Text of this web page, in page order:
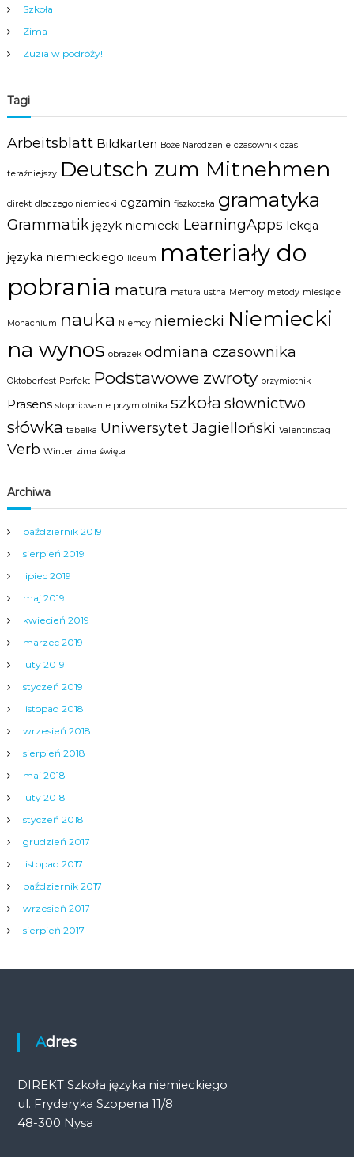
Szkoła
Zima
Zuzia w podróży!
Tagi
Arbeitsblatt Bildkarten Boże Narodzenie czasownik czas
teraźniejszy Deutsch zum Mitnehmen
direkt dlaczego niemiecki egzamin fiszkoteka gramatyka
Grammatik język niemiecki LearningApps lekcja
języka niemieckiego liceum
materiały do
pobrania matura matura ustna Memory metody miesiące
Monachium nauka Niemcy niemiecki Niemiecki
na wynos obrazek odmiana czasownika
Oktoberfest Perfekt Podstawowe zwroty przymiotnik
Präsens stopniowanie przymiotnika szkoła słownictwo
słówka tabelka Uniwersytet Jagielloński Valentinstag
Verb Winter zima święta
Archiwa
październik 2019
sierpień 2019
lipiec 2019
maj 2019
kwiecień 2019
marzec 2019
luty 2019
styczeń 2019
listopad 2018
wrzesień 2018
sierpień 2018
maj 2018
luty 2018
styczeń 2018
grudzień 2017
listopad 2017
październik 2017
wrzesień 2017
sierpień 2017
Adres
DIREKT Szkoła języka niemieckiego
ul. Fryderyka Szopena 11/8
48-300 Nysa